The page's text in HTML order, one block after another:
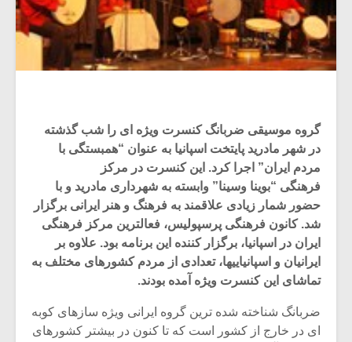
گروه موسیقی ضربانگ کنسرت ویژه ای را شب گذشته
در شهر مادرید پایتخت اسپانیا به عنوان “همبستگی با
مردم ایران” اجرا کرد. این کنسرت در مرکز
فرهنگی “بوینا وسینا” وابسته به شهرداری مادرید و با
حضور شمار زیادی علاقمند به فرهنگ و هنر ایرانی برگزار
شد. کانون فرهنگی پرسپولیس، فعالترین مرکز فرهنگی
ایران در اسپانیا، برگزار کننده این برنامه بود. علاوه بر
ایرانیان و اسپانیاییها، تعدادی از مردم کشورهای مختلف به
تماشای این کنسرت ویژه آمده بودند.
ضربانگ شناخته شده ترین گروه ایرانی ویژه سازهای کوبه
ای در خارج از کشور است که تا کنون در بیشتر کشورهای